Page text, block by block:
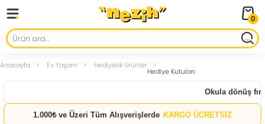
0
Anasayfa Ev Yaşam Hediyelik Ürünler
Hediye Kutuları
Okula dönüş
1.000₺ ve Üzeri Tüm Alışverişlerde KARGO ÜCRETSİZ